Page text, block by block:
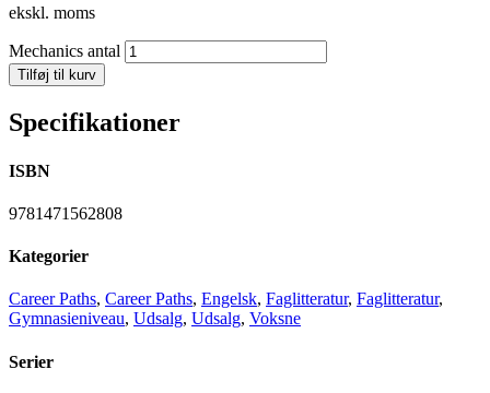
ekskl. moms
Mechanics antal
Tilføj til kurv
Specifikationer
ISBN
9781471562808
Kategorier
Career Paths, Career Paths, Engelsk, Faglitteratur, Faglitteratur,
Gymnasieniveau, Udsalg, Udsalg, Voksne
Serier